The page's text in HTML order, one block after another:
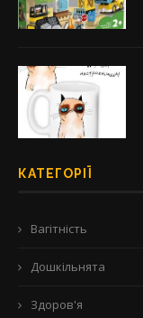
КАТЕГОРІЇ
Вагітність
Дошкільнята
Здоров'я